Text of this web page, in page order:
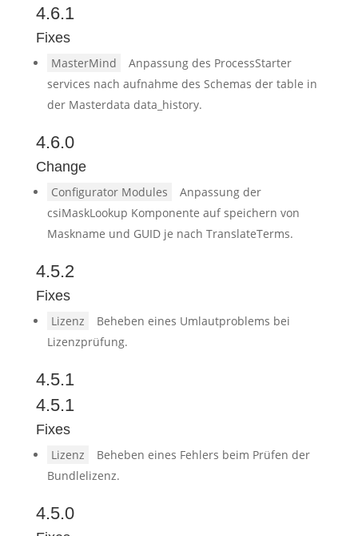
4.6.1
Fixes
MasterMind
Anpassung des ProcessStarter
services nach aufnahme des Schemas der table in
der Masterdata data_history.
4.6.0
Change
Configurator Modules
Anpassung der
csiMaskLookup Komponente auf speichern von
Maskname und GUID je nach TranslateTerms.
4.5.2
Fixes
Lizenz
Beheben eines Umlautproblems bei
Lizenzprüfung.
4.5.1
4.5.1
Fixes
Lizenz
Beheben eines Fehlers beim Prüfen der
Bundlelizenz.
4.5.0